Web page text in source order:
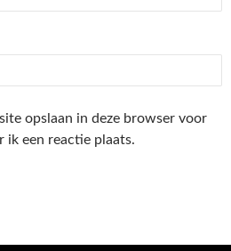
opslaan in deze browser voor
ik een reactie plaats.